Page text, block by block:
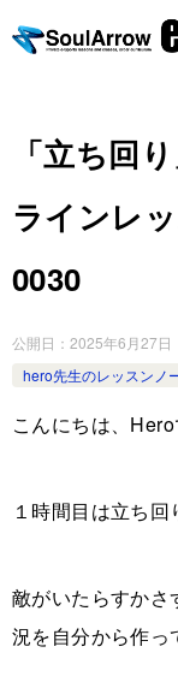
「立ち回
ラインレ
0030
公開日： 2025年6月27日
hero先生のレッスンノ
こんにちは、Hero
１時間目は立ち回
敵がいたらすかさ
況を自分から作っ